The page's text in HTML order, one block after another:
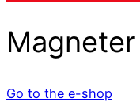
Go to the e-shop